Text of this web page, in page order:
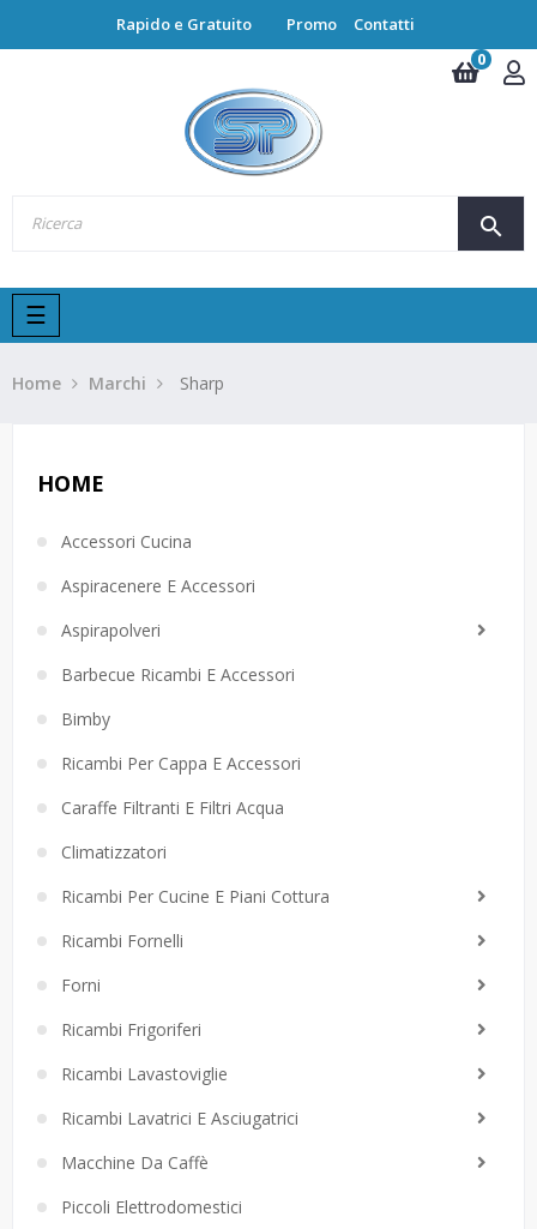
Rapido e Gratuito Promo Contatti
search
0
navigazione
Toggle
☰
Home Marchi Sharp
HOME
Accessori Cucina
Aspiracenere E Accessori
Aspirapolveri
Barbecue Ricambi E Accessori
Bimby
Ricambi Per Cappa E Accessori
Caraffe Filtranti E Filtri Acqua
Climatizzatori
Ricambi Per Cucine E Piani Cottura
Ricambi Fornelli
Forni
Ricambi Frigoriferi
Ricambi Lavastoviglie
Ricambi Lavatrici E Asciugatrici
Macchine Da Caffè
Piccoli Elettrodomestici